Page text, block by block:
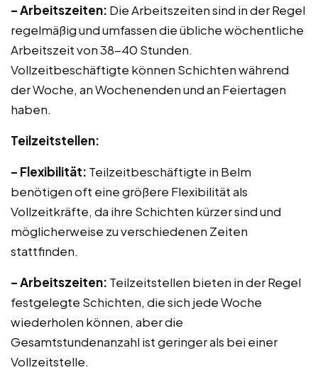
– Arbeitszeiten: Die Arbeitszeiten sind in der Regel
regelmäßig und umfassen die übliche wöchentliche
Arbeitszeit von 38-40 Stunden.
Vollzeitbeschäftigte können Schichten während
der Woche, an Wochenenden und an Feiertagen
haben.
Teilzeitstellen:
– Flexibilität: Teilzeitbeschäftigte in Belm
benötigen oft eine größere Flexibilität als
Vollzeitkräfte, da ihre Schichten kürzer sind und
möglicherweise zu verschiedenen Zeiten
stattfinden.
– Arbeitszeiten: Teilzeitstellen bieten in der Regel
festgelegte Schichten, die sich jede Woche
wiederholen können, aber die
Gesamtstundenanzahl ist geringer als bei einer
Vollzeitstelle.